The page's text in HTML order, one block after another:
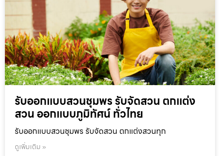
รับออกแบบสวนชุมพร รับจัดสวน ตกแต่ง
สวน ออกแบบภูมิทัศน์ ทั่วไทย
รับออกแบบสวนชุมพร รับจัดสวน ตกแต่งสวนทุก
ดูเพิ่มเติม »